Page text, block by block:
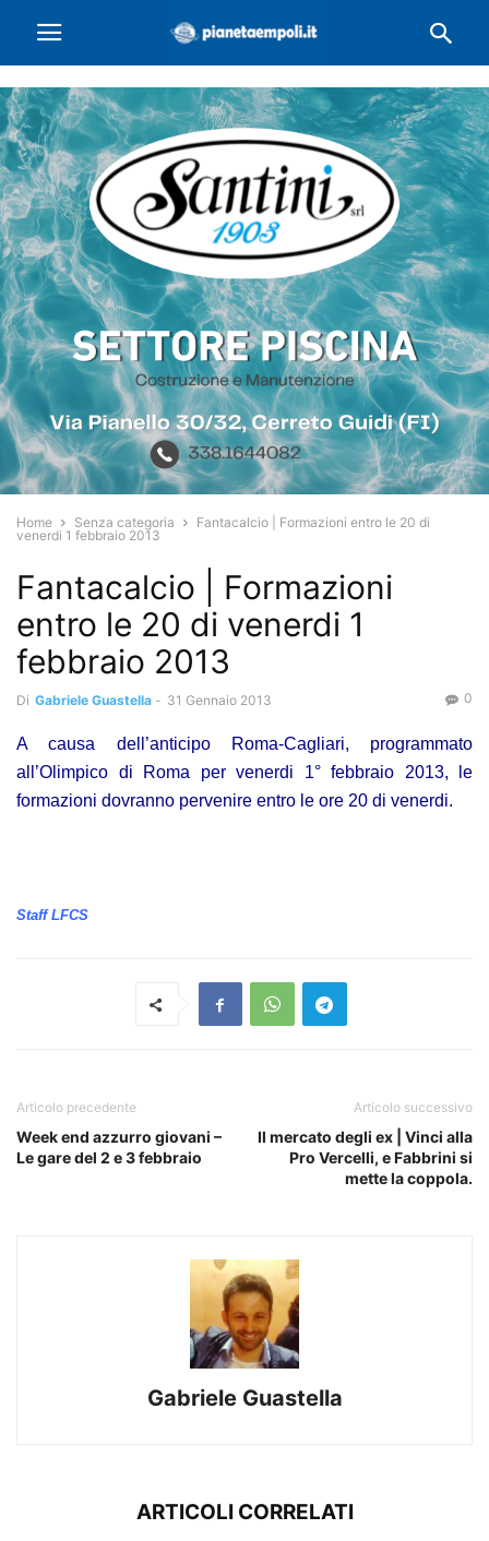
Home Senza categoria
Fantacalcio | Formazioni entro le 20 di
venerdi 1 febbraio 2013
Fantacalcio | Formazioni
entro le 20 di venerdi 1
febbraio 2013
Di Gabriele Guastella - 31 Gennaio 2013 0
A causa dell’anticipo Roma-Cagliari, programmato
all’Olimpico di Roma per venerdi 1° febbraio 2013, le
formazioni dovranno pervenire entro le ore 20 di venerdi.
Staff LFCS
Articolo precedente
Week end azzurro giovani –
Le gare del 2 e 3 febbraio
Articolo successivo
Il mercato degli ex | Vinci alla
Pro Vercelli, e Fabbrini si
mette la coppola.
Gabriele Guastella
ARTICOLI CORRELATI